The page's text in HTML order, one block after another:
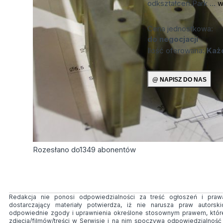
Rozesłano do1349 abonentów
odkształceń.Park ...
Cena jednostkowa:
do negocjacji
Ilość oferowana:
Redakcja nie ponosi odpowiedzialności za treść ogłoszeń i
dostarczający materiały potwierdza, iż nie narusza praw
odpowiednie zgody i uprawnienia określone stosownym prawem,
zdjęcia/filmów/treści w Serwisie i na nim spoczywa